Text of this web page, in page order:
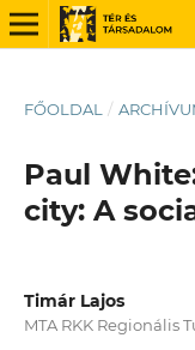
FŐOLDAL /
Paul
city: A
Timár Lajos
MTA RKK Regionális